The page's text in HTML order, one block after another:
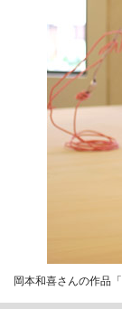
岡本和喜さんの作品